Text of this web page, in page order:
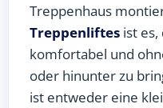
Treppenhaus
Treppenliftes ist
komfortabel und
oder hinunter zu
ist entweder eine